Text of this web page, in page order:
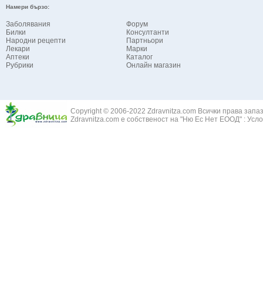
Намери бързо:
Заболявания
Билки
Народни рецепти
Лекари
Аптеки
Рубрики
Форум
Консултанти
Партньори
Марки
Каталог
Онлайн магазин
Copyright © 2006-2022 Zdravnitza.com Всички права
Zdravnitza.com е собственост на "Ню Ес Нет ЕООД" :